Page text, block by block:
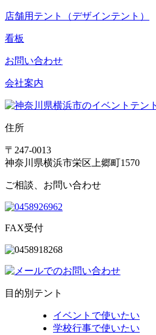
店舗用テント（デザインテント）
看板
お問い合わせ
会社案内
住所
〒247-0013
神奈川県横浜市栄区上郷町1570
ご相談、お問い合わせ
FAX受付
目的別テント
イベントで使いたい
学校行事で使いたい